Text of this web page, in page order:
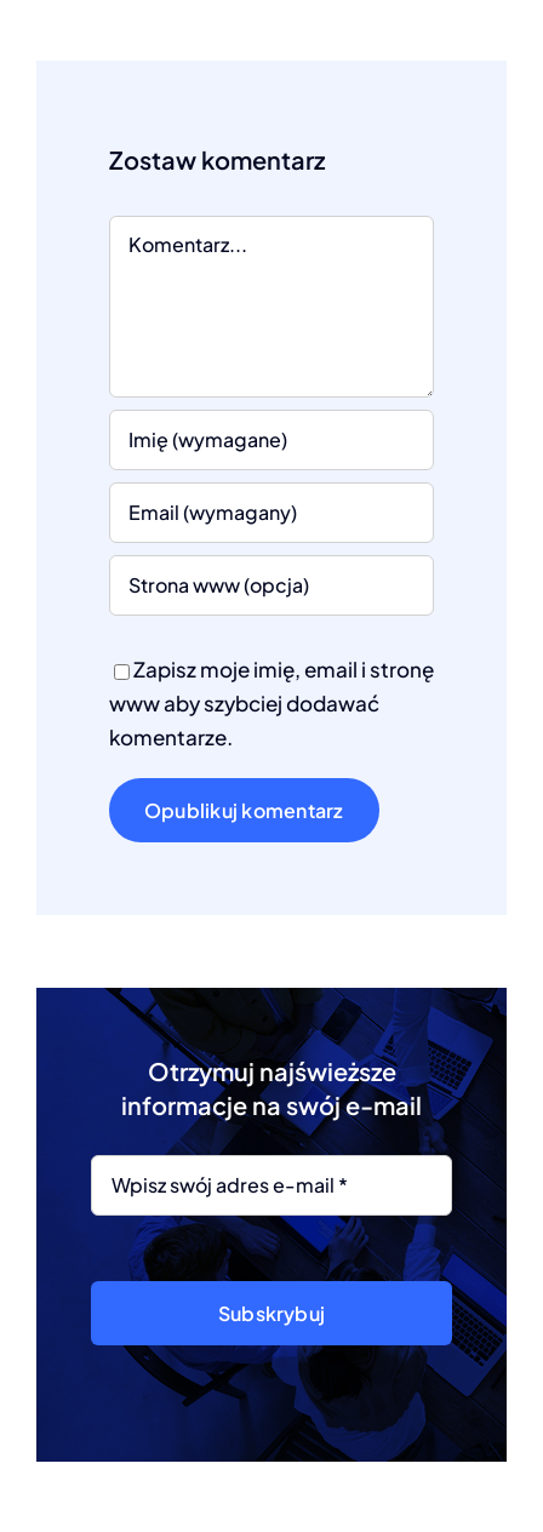
Comment
Zapisz moje imię, email i stronę
www aby szybciej dodawać
komentarze.
Otrzymuj najświeższe
informacje na swój e-mail
Subskrybuj